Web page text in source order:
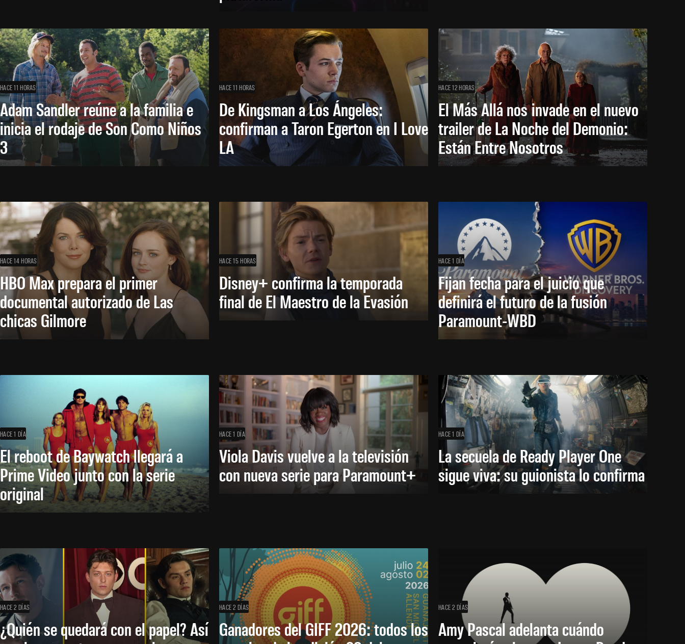
HACE 11 HORAS
Adam Sandler reúne a la familia e
inicia el rodaje de Son Como Niños
3
HACE 11 HORAS
De Kingsman a Los Ángeles:
confirman a Taron Egerton en I Love
LA
HACE 12 HORAS
El Más Allá nos invade en el nuevo
trailer de La Noche del Demonio:
Están Entre Nosotros
HACE 14 HORAS
HBO Max prepara el primer
documental autorizado de Las
chicas Gilmore
HACE 15 HORAS
Disney+ confirma la temporada
final de El Maestro de la Evasión
HACE 1 DÍA
Fijan fecha para el juicio que
definirá el futuro de la fusión
Paramount-WBD
HACE 1 DÍA
El reboot de Baywatch llegará a
Prime Video junto con la serie
original
HACE 1 DÍA
Viola Davis vuelve a la televisión
con nueva serie para Paramount+
HACE 1 DÍA
La secuela de Ready Player One
sigue viva: su guionista lo confirma
HACE 2 DÍAS
¿Quién se quedará con el papel? Así
HACE 2 DÍAS
Ganadores del GIFF 2026: todos los
HACE 2 DÍAS
Amy Pascal adelanta cuándo